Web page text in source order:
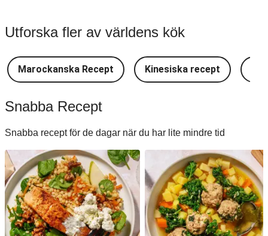
Utforska fler av världens kök
Marockanska Recept Kinesiska recept
Snabba Recept
Snabba recept för de dagar när du har lite mindre tid